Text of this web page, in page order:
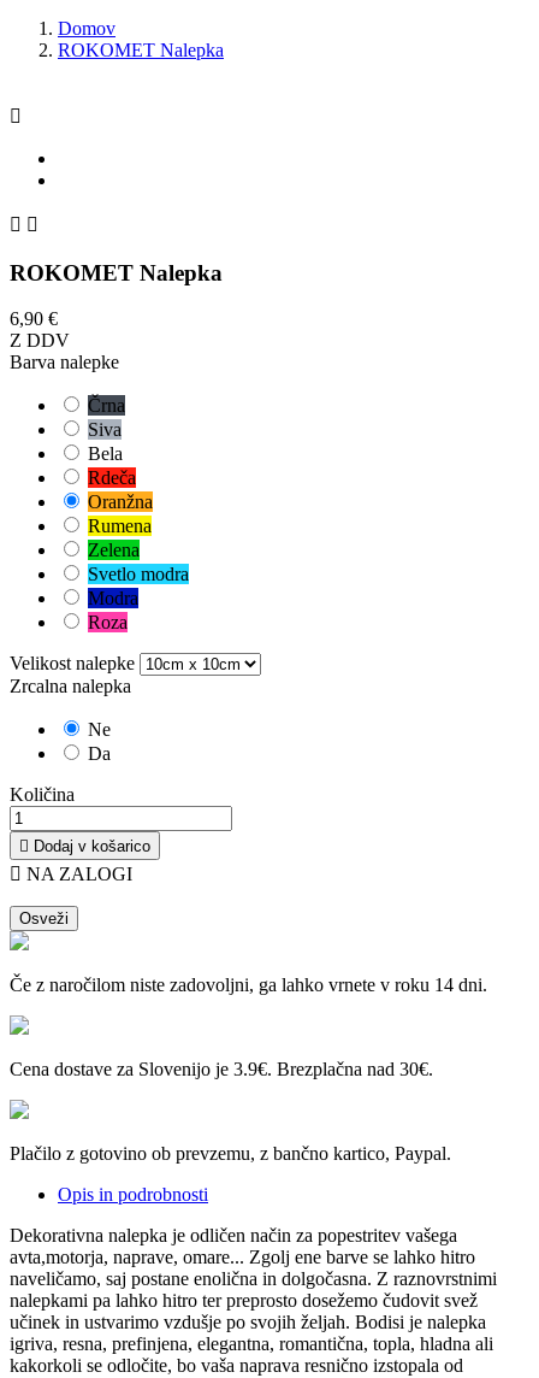
Domov
ROKOMET Nalepka

 
ROKOMET Nalepka
6,90 €
Z DDV
Barva nalepke
Črna
Siva
Bela
Rdeča
Oranžna
Rumena
Zelena
Svetlo modra
Modra
Roza
Velikost nalepke
Zrcalna nalepka
Ne
Da
Količina
 Dodaj v košarico
 NA ZALOGI
Če z naročilom niste zadovoljni, ga lahko vrnete v roku 14 dni.
Cena dostave za Slovenijo je 3.9€. Brezplačna nad 30€.
Plačilo z gotovino ob prevzemu, z bančno kartico, Paypal.
Opis in podrobnosti
Dekorativna nalepka je odličen način za popestritev vašega
avta,motorja, naprave, omare... Zgolj ene barve se lahko hitro
naveličamo, saj postane enolična in dolgočasna. Z raznovrstnimi
nalepkami pa lahko hitro ter preprosto dosežemo čudovit svež
učinek in ustvarimo vzdušje po svojih željah.​​ Bodisi je nalepka
igriva, resna, prefinjena, elegantna, romantična, topla, hladna ali
kakorkoli se odločite, bo vaša naprava resnično izstopala od